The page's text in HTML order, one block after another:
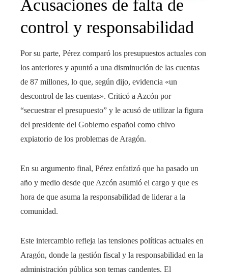
Acusaciones de falta de
control y responsabilidad
Por su parte, Pérez comparó los presupuestos actuales con
los anteriores y apuntó a una disminución de las cuentas
de 87 millones, lo que, según dijo, evidencia «un
descontrol de las cuentas». Criticó a Azcón por
“secuestrar el presupuesto” y le acusó de utilizar la figura
del presidente del Gobierno español como chivo
expiatorio de los problemas de Aragón.
En su argumento final, Pérez enfatizó que ha pasado un
año y medio desde que Azcón asumió el cargo y que es
hora de que asuma la responsabilidad de liderar a la
comunidad.
Este intercambio refleja las tensiones políticas actuales en
Aragón, donde la gestión fiscal y la responsabilidad en la
administración pública son temas candentes. El